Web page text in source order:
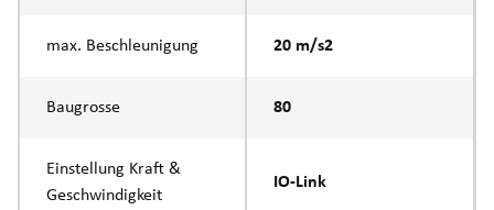
max. Beschleunigung 20 m/s2
Baugrosse 80
Einstellung Kraft &
Geschwindigkeit
IO-Link